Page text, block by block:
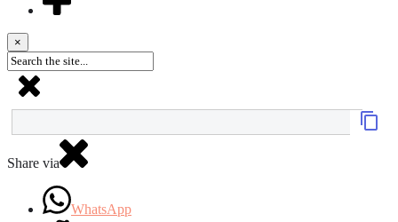
×
Share via
WhatsApp